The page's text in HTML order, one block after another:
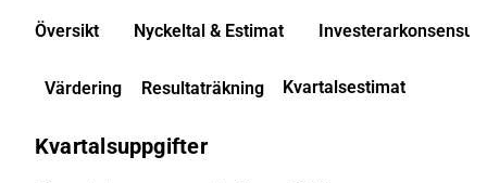
Översikt Nyckeltal & Estimat Investerarkonsensus
Värdering Resultaträkning Kvartalsestimat
Kvartalsuppgifter